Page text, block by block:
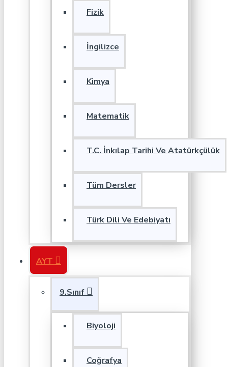
Fizik
İngilizce
Kimya
Matematik
T.C. İnkılap Tarihi Ve Atatürkçülük
Tüm Dersler
Türk Dili Ve Edebiyatı
AYT
9.Sınıf
Biyoloji
Coğrafya